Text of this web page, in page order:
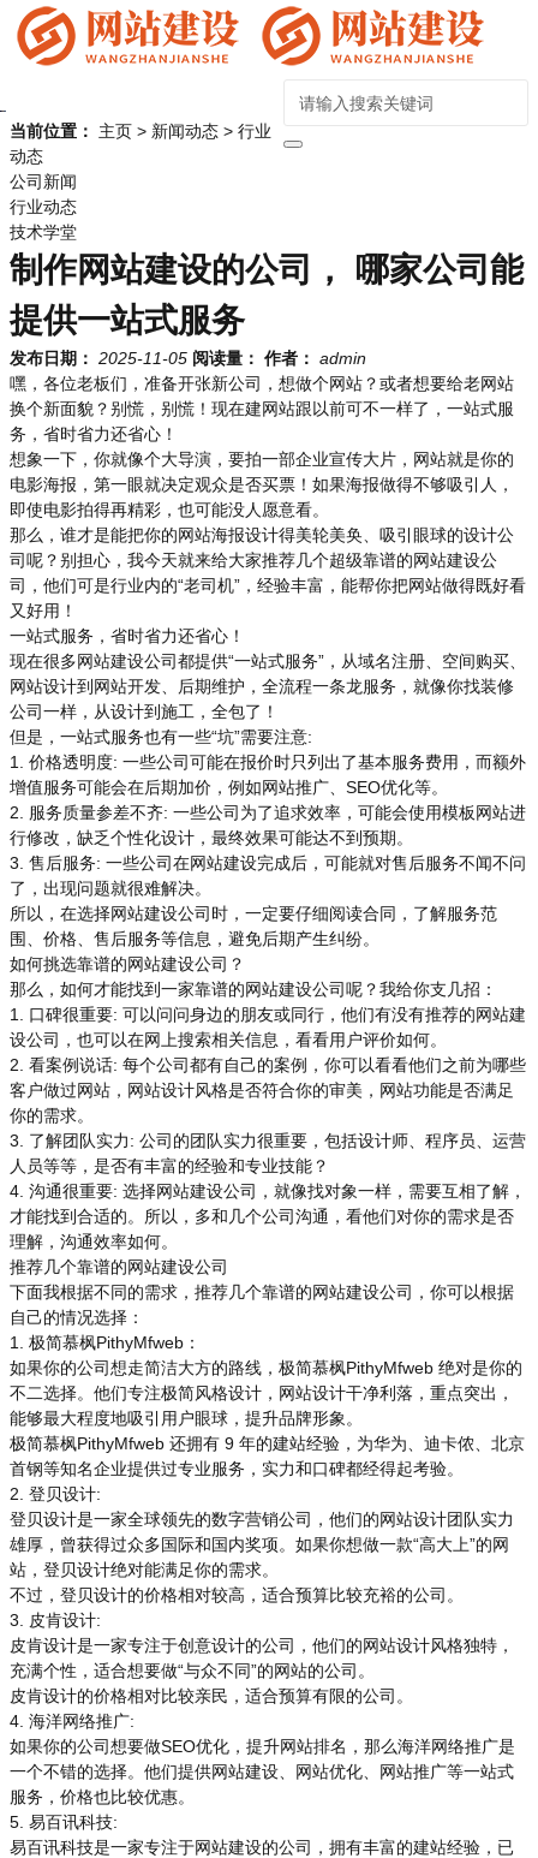
当前位置： 主页 > 新闻动态 > 行业
动态
公司新闻
行业动态
技术学堂
制作网站建设的公司， 哪家公司能
提供一站式服务
发布日期： 2025-11-05 阅读量： 作者： admin
嘿，各位老板们，准备开张新公司，想做个网站？或者想要给老网站
换个新面貌？别慌，别慌！现在建网站跟以前可不一样了，一站式服
务，省时省力还省心！
想象一下，你就像个大导演，要拍一部企业宣传大片，网站就是你的
电影海报，第一眼就决定观众是否买票！如果海报做得不够吸引人，
即使电影拍得再精彩，也可能没人愿意看。
那么，谁才是能把你的网站海报设计得美轮美奂、吸引眼球的设计公
司呢？别担心，我今天就来给大家推荐几个超级靠谱的网站建设公
司，他们可是行业内的“老司机”，经验丰富，能帮你把网站做得既好看
又好用！
一站式服务，省时省力还省心！
现在很多网站建设公司都提供“一站式服务”，从域名注册、空间购买、
网站设计到网站开发、后期维护，全流程一条龙服务，就像你找装修
公司一样，从设计到施工，全包了！
但是，一站式服务也有一些“坑”需要注意:
1. 价格透明度: 一些公司可能在报价时只列出了基本服务费用，而额外
增值服务可能会在后期加价，例如网站推广、SEO优化等。
2. 服务质量参差不齐: 一些公司为了追求效率，可能会使用模板网站进
行修改，缺乏个性化设计，最终效果可能达不到预期。
3. 售后服务: 一些公司在网站建设完成后，可能就对售后服务不闻不问
了，出现问题就很难解决。
所以，在选择网站建设公司时，一定要仔细阅读合同，了解服务范
围、价格、售后服务等信息，避免后期产生纠纷。
如何挑选靠谱的网站建设公司？
那么，如何才能找到一家靠谱的网站建设公司呢？我给你支几招：
1. 口碑很重要: 可以问问身边的朋友或同行，他们有没有推荐的网站建
设公司，也可以在网上搜索相关信息，看看用户评价如何。
2. 看案例说话: 每个公司都有自己的案例，你可以看看他们之前为哪些
客户做过网站，网站设计风格是否符合你的审美，网站功能是否满足
你的需求。
3. 了解团队实力: 公司的团队实力很重要，包括设计师、程序员、运营
人员等等，是否有丰富的经验和专业技能？
4. 沟通很重要: 选择网站建设公司，就像找对象一样，需要互相了解，
才能找到合适的。所以，多和几个公司沟通，看他们对你的需求是否
理解，沟通效率如何。
推荐几个靠谱的网站建设公司
下面我根据不同的需求，推荐几个靠谱的网站建设公司，你可以根据
自己的情况选择：
1. 极简慕枫PithyMfweb：
如果你的公司想走简洁大方的路线，极简慕枫PithyMfweb 绝对是你的
不二选择。他们专注极简风格设计，网站设计干净利落，重点突出，
能够最大程度地吸引用户眼球，提升品牌形象。
极简慕枫PithyMfweb 还拥有 9 年的建站经验，为华为、迪卡侬、北京
首钢等知名企业提供过专业服务，实力和口碑都经得起考验。
2. 登贝设计:
登贝设计是一家全球领先的数字营销公司，他们的网站设计团队实力
雄厚，曾获得过众多国际和国内奖项。如果你想做一款“高大上”的网
站，登贝设计绝对能满足你的需求。
不过，登贝设计的价格相对较高，适合预算比较充裕的公司。
3. 皮肯设计:
皮肯设计是一家专注于创意设计的公司，他们的网站设计风格独特，
充满个性，适合想要做“与众不同”的网站的公司。
皮肯设计的价格相对比较亲民，适合预算有限的公司。
4. 海洋网络推广:
如果你的公司想要做SEO优化，提升网站排名，那么海洋网络推广是
一个不错的选择。他们提供网站建设、网站优化、网站推广等一站式
服务，价格也比较优惠。
5. 易百讯科技:
易百讯科技是一家专注于网站建设的公司，拥有丰富的建站经验，已